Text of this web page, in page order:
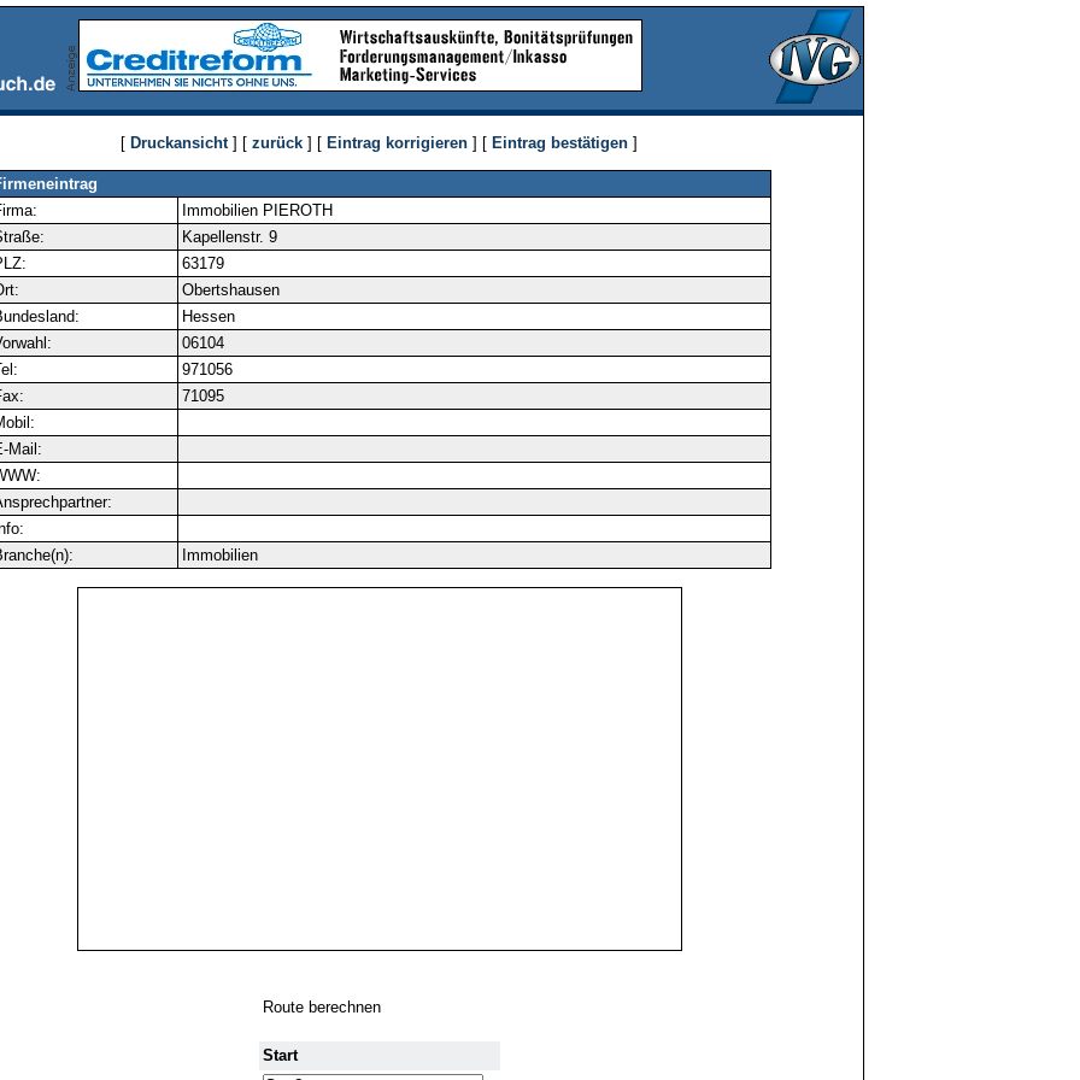
[ Druckansicht] [ zurück ] [ Eintrag korrigieren ] [ Eintrag bestätigen ]
Immobilien PIEROTH
Kapellenstr. 9
63179
Obertshausen
Hessen
06104
971056
71095
Mail:
Immobilien
Route berechnen
Start